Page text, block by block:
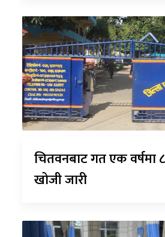
चितवनबाट गत एक वर्षमा
खोजी जारी